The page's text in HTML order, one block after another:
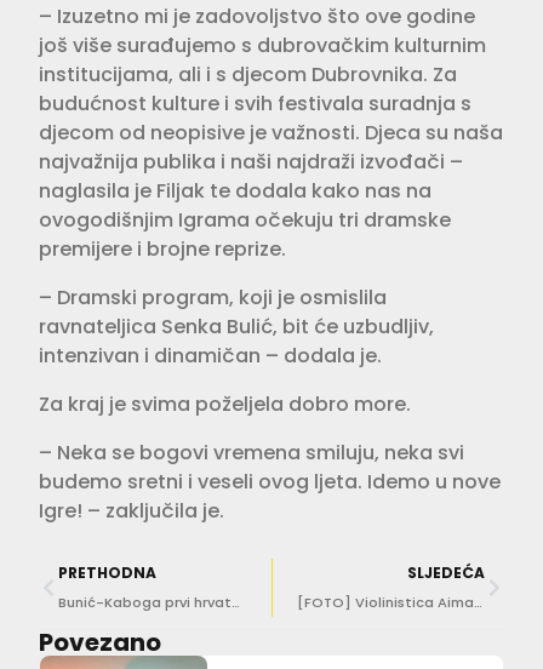
– Izuzetno mi je zadovoljstvo što ove godine
još više surađujemo s dubrovačkim kulturnim
institucijama, ali i s djecom Dubrovnika. Za
budućnost kulture i svih festivala suradnja s
djecom od neopisive je važnosti. Djeca su naša
najvažnija publika i naši najdraži izvođači –
naglasila je Filjak te dodala kako nas na
ovogodišnjim Igrama očekuju tri dramske
premijere i brojne reprize.
– Dramski program, koji je osmislila
ravnateljica Senka Bulić, bit će uzbudljiv,
intenzivan i dinamičan – dodala je.
Za kraj je svima poželjela dobro more.
– Neka se bogovi vremena smiluju, neka svi
budemo sretni i veseli ovog ljeta. Idemo u nove
Igre! – zaključila je.
PRETHODNA
Bunić-Kaboga prvi hrvatski ljetnikovac u međunarodnoj mreži glazbenih rezidencija
SLJEDEĆA
[FOTO] Violinistica Aiman Mussakhajayeva na Stradivari violini oduševila u Kneževu dvoru
Povezano